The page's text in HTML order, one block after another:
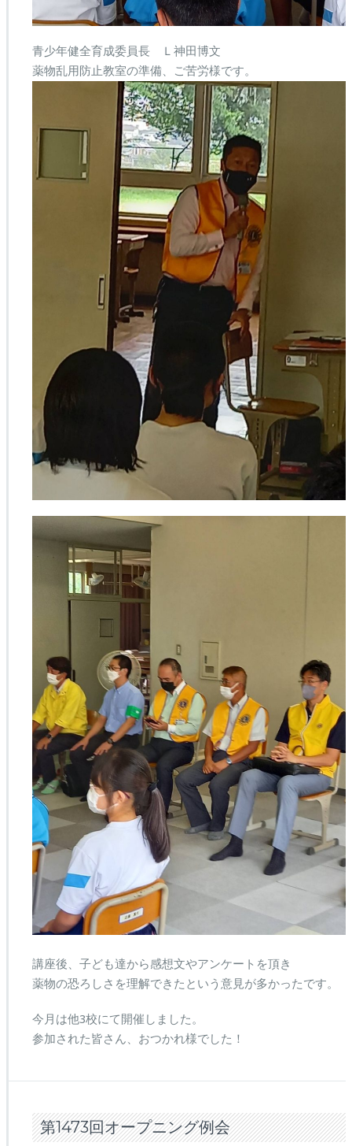
青少年健全育成委員長 Ｌ神田博文
薬物乱用防止教室の準備、ご苦労様です。
講座後、子ども達から感想文やアンケートを頂き
薬物の恐ろしさを理解できたという意見が多かったです。
今月は他3校にて開催しました。
参加された皆さん、おつかれ様でした！
第1473回オープニング例会